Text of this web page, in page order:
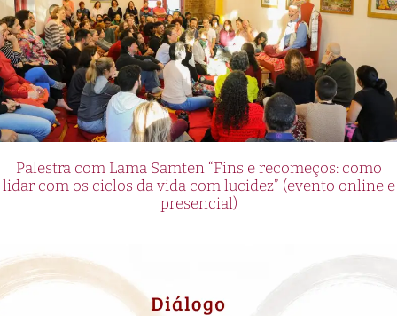
Palestra com Lama Samten “Fins e recomeços: como
lidar com os ciclos da vida com lucidez” (evento online e
presencial)